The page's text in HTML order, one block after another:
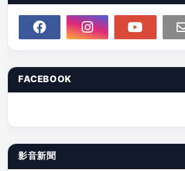
FACEBOOK
影音新聞